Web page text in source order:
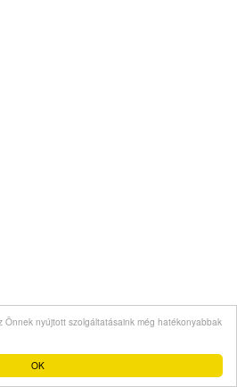
OK
Önnek nyújtott szolgáltatásaink még hatékonyabbak